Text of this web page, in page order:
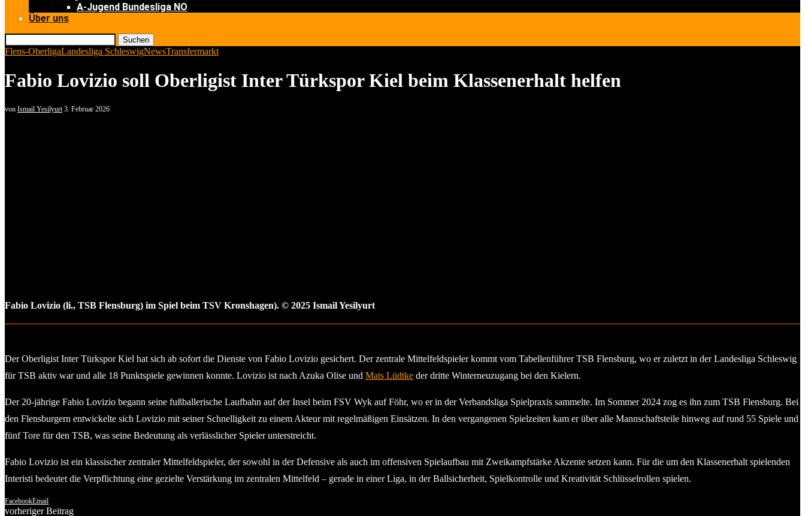
A-Jugend Bundesliga NO
Über uns
Suchen
Flens-OberligaLandesliga SchleswigNewsTransfermarkt
Fabio Lovizio soll Oberligist Inter Türkspor Kiel beim Klassenerhalt helfen
von Ismail Yesilyurt 3. Februar 2026
Fabio Lovizio (li., TSB Flensburg) im Spiel beim TSV Kronshagen). © 2025 Ismail Yesilyurt
Der Oberligist Inter Türkspor Kiel hat sich ab sofort die Dienste von Fabio Lovizio gesichert. Der zentrale Mittelfeldspieler kommt vom Tabellenführer TSB Flensburg, wo er zuletzt in der Landesliga Schleswig
für TSB aktiv war und alle 18 Punktspiele gewinnen konnte. Lovizio ist nach Azuka Olise und Mats Lüdtke der dritte Winterneuzugang bei den Kielern.
Der 20-jährige Fabio Lovizio begann seine fußballerische Laufbahn auf der Insel beim FSV Wyk auf Föhr, wo er in der Verbandsliga Spielpraxis sammelte. Im Sommer 2024 zog es ihn zum TSB Flensburg. Bei
den Flensburgern entwickelte sich Lovizio mit seiner Schnelligkeit zu einem Akteur mit regelmäßigen Einsätzen. In den vergangenen Spielzeiten kam er über alle Mannschaftsteile hinweg auf rund 55 Spiele und
fünf Tore für den TSB, was seine Bedeutung als verlässlicher Spieler unterstreicht.
Fabio Lovizio ist ein klassischer zentraler Mittelfeldspieler, der sowohl in der Defensive als auch im offensiven Spielaufbau mit Zweikampfstärke Akzente setzen kann. Für die um den Klassenerhalt spielenden
Interisti bedeutet die Verpflichtung eine gezielte Verstärkung im zentralen Mittelfeld – gerade in einer Liga, in der Ballsicherheit, Spielkontrolle und Kreativität Schlüsselrollen spielen.
FacebookEmail
vorheriger Beitrag